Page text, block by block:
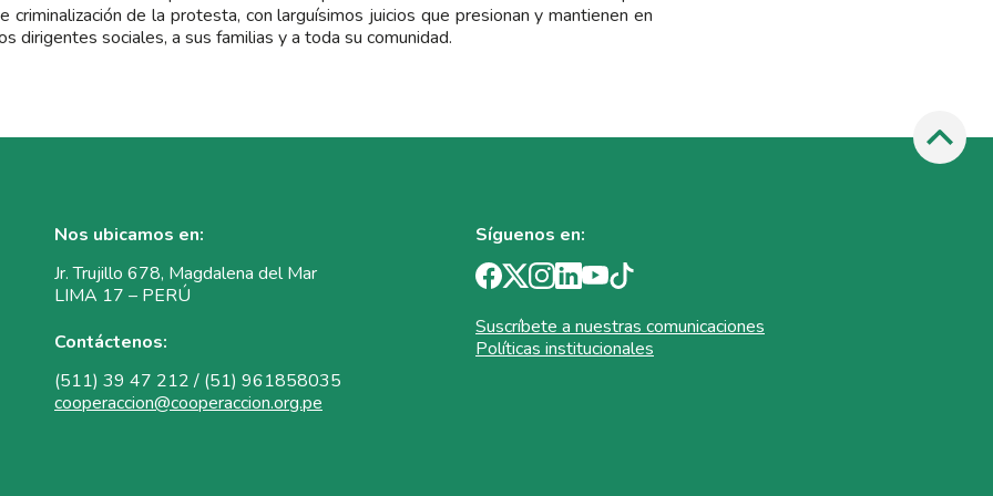
criminalización de la protesta, con larguísimos juicios que presionan y mantienen en
dirigentes sociales, a sus familias y a toda su comunidad.
Nos ubicamos en:
Jr. Trujillo 678, Magdalena del Mar
LIMA 17 – PERÚ
Contáctenos:
(511) 39 47 212 / (51) 961858035
cooperaccion@cooperaccion.org.pe
Síguenos en:
Suscríbete a nuestras comunicaciones
Políticas institucionales